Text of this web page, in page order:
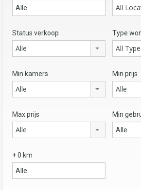
All
Status verkoop
Alle
Type
All
Min kamers
Alle
Min prijs
Alle
Max prijs
Alle
Min
+ 0 km